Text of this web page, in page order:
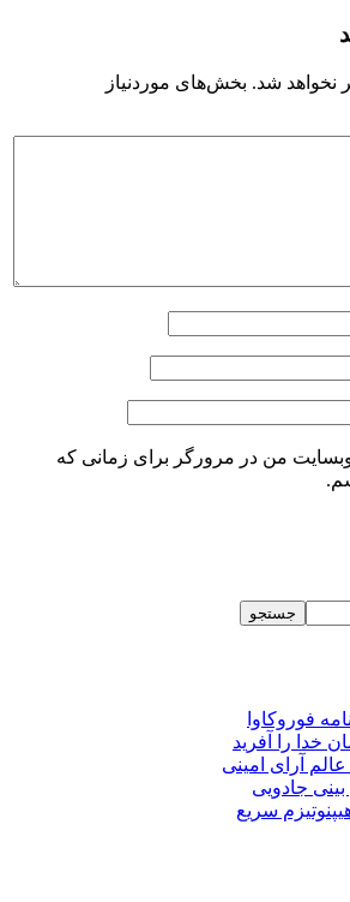
نخواهد شد. بخش‌های موردنیاز
وبسایت من در مرورگر برای زمانی که
جستجو
فوروکاوا
خدا را آفرید
عالم آرای امینی
بینی جادویی
سریع